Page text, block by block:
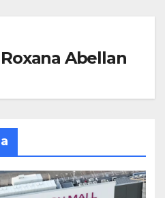
Roxana Abellan